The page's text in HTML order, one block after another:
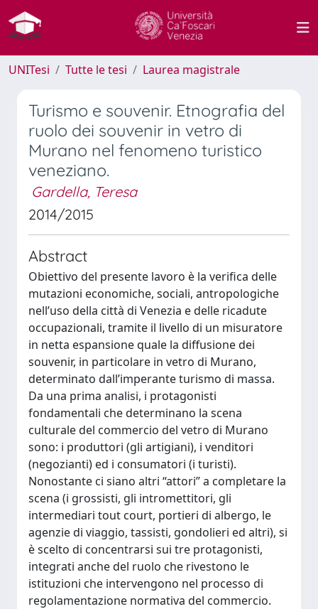
UNITesi Tutte le tesi Laurea magistrale
Turismo e souvenir. Etnografia del
ruolo dei souvenir in vetro di
Murano nel fenomeno turistico
veneziano.
Gardella, Teresa
2014/2015
Abstract
Obiettivo del presente lavoro è la verifica delle
mutazioni economiche, sociali, antropologiche
nell’uso della città di Venezia e delle ricadute
occupazionali, tramite il livello di un misuratore
in netta espansione quale la diffusione dei
souvenir, in particolare in vetro di Murano,
determinato dall’imperante turismo di massa.
Da una prima analisi, i protagonisti
fondamentali che determinano la scena
culturale del commercio del vetro di Murano
sono: i produttori (gli artigiani), i venditori
(negozianti) ed i consumatori (i turisti).
Nonostante ci siano altri “attori” a completare la
scena (i grossisti, gli intromettitori, gli
intermediari tout court, portieri di albergo, le
agenzie di viaggio, tassisti, gondolieri ed altri), si
è scelto di concentrarsi sui tre protagonisti,
integrati anche del ruolo che rivestono le
istituzioni che intervengono nel processo di
regolamentazione normativa del commercio.